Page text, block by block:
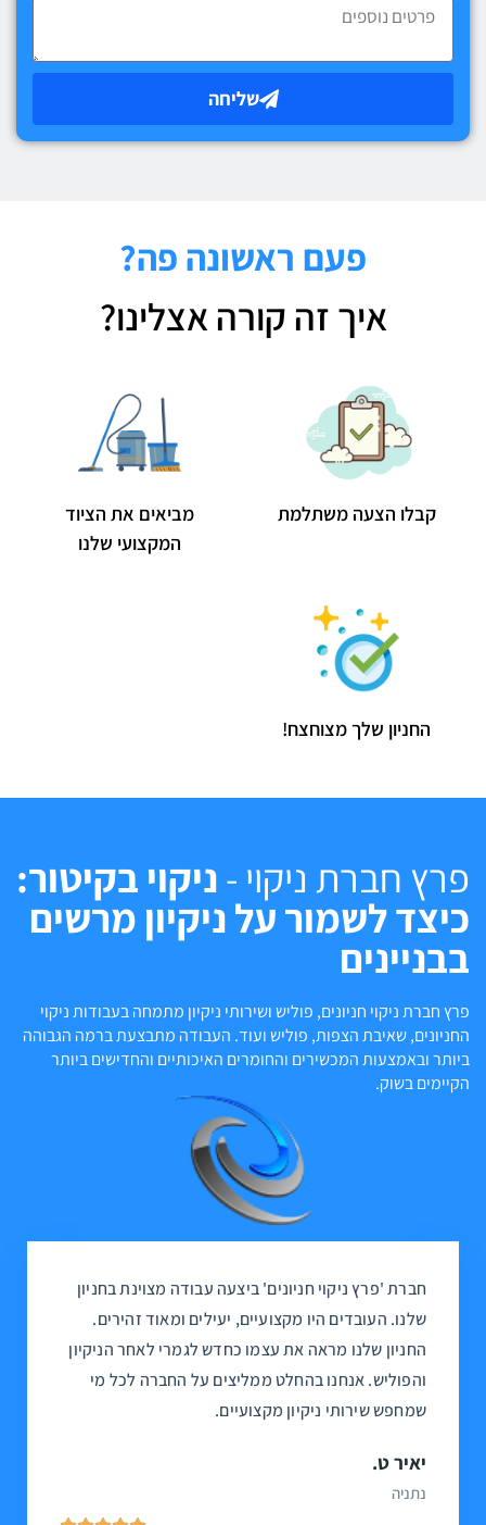
שליחה
פעם ראשונה פה?
איך זה קורה אצלינו?
קבלו הצעה משתלמת
מביאים את הציוד
המקצועי שלנו
החניון שלך מצוחצח!
פרץ חברת ניקוי -ניקוי בקיטור:
כיצד לשמור על ניקיון מרשים
בבניינים
פרץ חברת ניקוי חניונים, פוליש ושירותי ניקיון מתמחה בעבודות ניקוי
החניונים, שאיבת הצפות, פוליש ועוד. העבודה מתבצעת ברמה הגבוהה
ביותר ובאמצעות המכשירים והחומרים האיכותיים והחדישים ביותר
הקיימים בשוק.
חברת 'פרץ ניקוי חניונים' ביצעה עבודה מצוינת בחניון
שלנו. העובדים היו מקצועיים, יעילים ומאוד זהירים.
החניון שלנו מראה את עצמו כחדש לגמרי לאחר הניקיון
והפוליש. אנחנו בהחלט ממליצים על החברה לכל מי
שמחפש שירותי ניקיון מקצועיים.
יאיר ט.
נתניה